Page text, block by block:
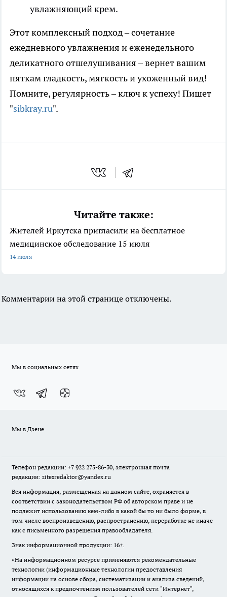
увлажняющий крем.
Этот комплексный подход – сочетание
ежедневного увлажнения и еженедельного
деликатного отшелушивания – вернет вашим
пяткам гладкость, мягкость и ухоженный вид!
Помните, регулярность – ключ к успеху! Пишет
"sibkray.ru".
Читайте также:
Жителей Иркутска пригласили на бесплатное
медицинское обследование 15 июля
14 июля
Комментарии на этой странице отключены.
Мы в социальных сетях
Мы в Дзене
Телефон редакции: +7 922 275-86-30, электронная почта
редакции: sitesredaktor@yandex.ru
Вся информация, размещенная на данном сайте, охраняется в
соответствии с законодательством РФ об авторском праве и не
подлежит использованию кем-либо в какой бы то ни было форме, в
том числе воспроизведению, распространению, переработке не иначе
как с письменного разрешения правообладателя.
Знак информационной продукции: 16+.
«На информационном ресурсе применяются рекомендательные
технологии (информационные технологии предоставления
информации на основе сбора, систематизации и анализа сведений,
относящихся к предпочтениям пользователей сети "Интернет",